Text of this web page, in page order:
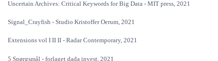
Uncertain Archives: Critical Keywords for Big Data - MIT press, 2021
Signal_Crayfish - Studio Kristoffer Oerum, 2021
Extensions vol I II II - Radar Contemporary, 2021
5 Spørgsmål - forlaget dada invest, 2021